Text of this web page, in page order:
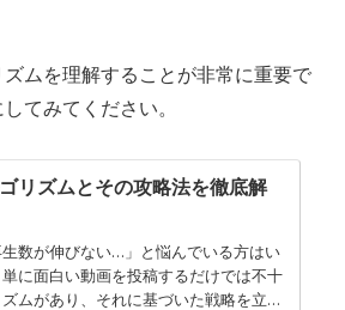
ムを理解することが非常に重要で
てみてください。
リズムとその攻略法を徹底解
数が伸びない…」と悩んでいる方はい
に面白い動画を投稿するだけでは不十
ムがあり、それに基づいた戦略を立て